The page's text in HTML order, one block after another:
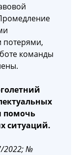
команды
помочь
ситуаций.
2022; №